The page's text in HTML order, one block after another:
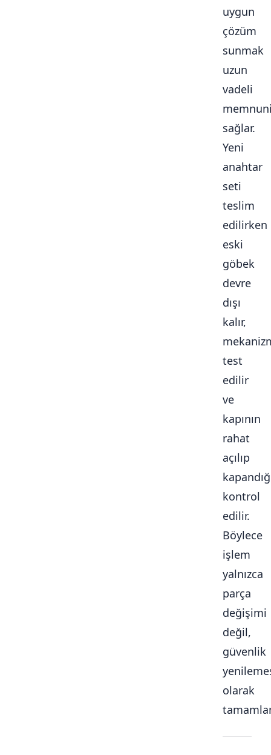
uygun
çözüm
sunmak
uzun
vadeli
sağlar.
Yeni
anahtar
seti
teslim
edilirken
eski
göbek
devre
dışı
kalır,
test
edilir
ve
kapının
rahat
açılıp
kontrol
edilir.
Böylece
işlem
yalnızca
parça
değişimi
değil,
güvenlik
olarak